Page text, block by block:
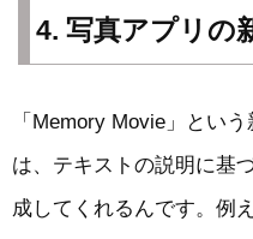
4. 写真アプリの
「Memory Movie」とい
は、テキストの説明に基
成してくれるんです。例